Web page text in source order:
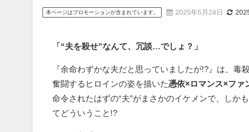
本ページはプロモーションが含まれています。 2025年5月24日
「“夫を殺せ”なんて、冗談…でしょ？」
『余命わずかな夫だと思っていましたが!?』は、
奮闘するヒロインの姿を描いた憑依×ロマンス×ファ
命令されたはずの“夫”がまさかのイケメンで、し
てどういうこと!?